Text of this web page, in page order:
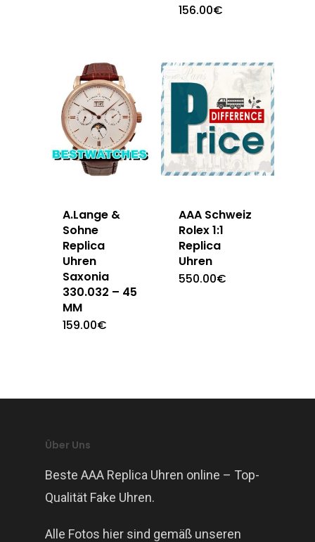
156.00€
A.Lange &
Sohne
Replica
Uhren
Saxonia
330.032 – 45
MM
159.00€
AAA Schweiz
Rolex 1:1
Replica
Uhren
550.00€
Über Uns
Beste AAA Replica Uhren online – Top-
Qualität Fake Uhren.
Alle Fotos hier sind gemäß unseren